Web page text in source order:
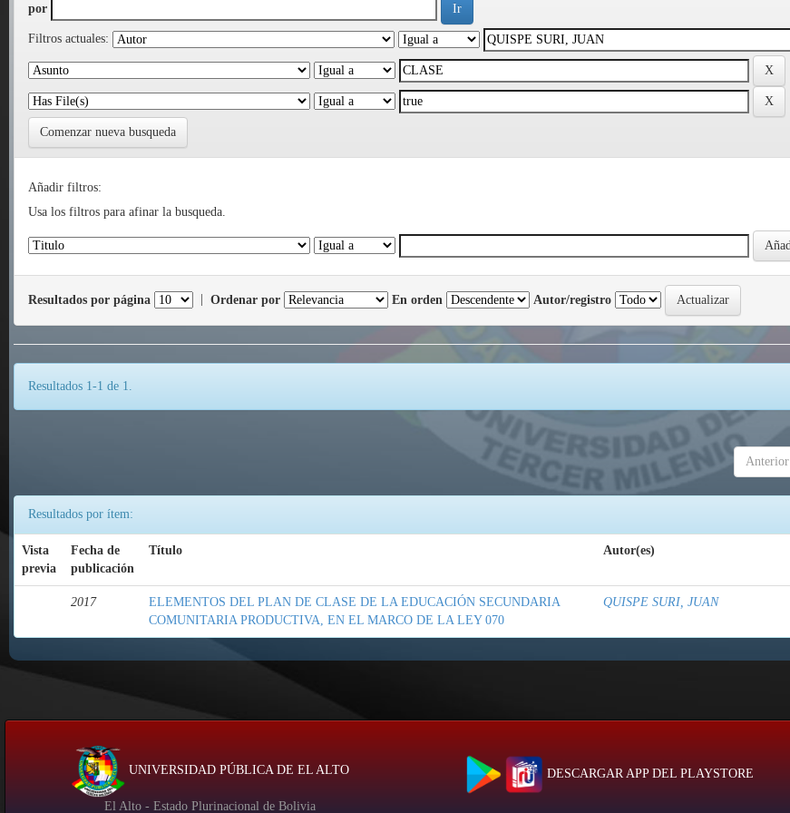
por
Filtros actuales:
Comenzar nueva busqueda
Añadir filtros:
Usa los filtros para afinar la busqueda.
Resultados por página Ordenar por En orden Autor/registro
Resultados 1-1 de 1.
Anterior
Resultados por ítem:
Vista
previa
Fecha de
publicación
Título Autor(es)
2017
ELEMENTOS DEL PLAN DE CLASE DE LA EDUCACIÓN SECUNDARIA
COMUNITARIA PRODUCTIVA, EN EL MARCO DE LA LEY 070
QUISPE SURI, JUAN
UNIVERSIDAD PÚBLICA DE EL ALTO
El Alto - Estado Plurinacional de Bolivia
DESCARGAR APP DEL PLAYSTORE